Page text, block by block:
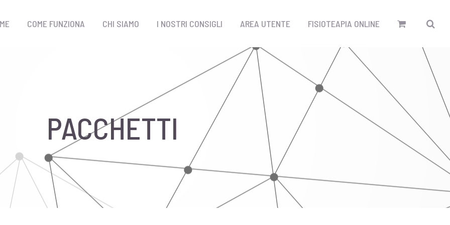
COME FUNZIONA CHI SIAMO I NOSTRI CONSIGLI AREA UTENTE FISIOTEAPIA ONLINE
PACCHETTI